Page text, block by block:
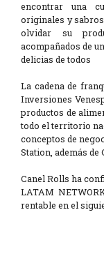
encontrar una
originales y
olvidar su
acompañados de
delicias de todos
La cadena de
Inversiones
productos de
todo el territorio
conceptos de
Station, además de
Canel Rolls ha
LATAM
rentable en el